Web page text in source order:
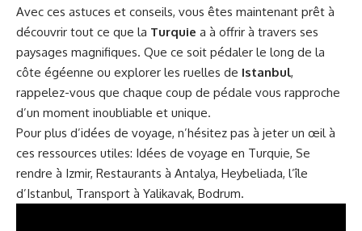
Avec ces astuces et conseils, vous êtes maintenant prêt à
découvrir tout ce que la Turquie a à offrir à travers ses
paysages magnifiques. Que ce soit pédaler le long de la
côte égéenne ou explorer les ruelles de Istanbul,
rappelez-vous que chaque coup de pédale vous rapproche
d’un moment inoubliable et unique.
Pour plus d’idées de voyage, n’hésitez pas à jeter un œil à
ces ressources utiles: Idées de voyage en Turquie, Se
rendre à Izmir, Restaurants à Antalya, Heybeliada, l’île
d’Istanbul, Transport à Yalikavak, Bodrum.